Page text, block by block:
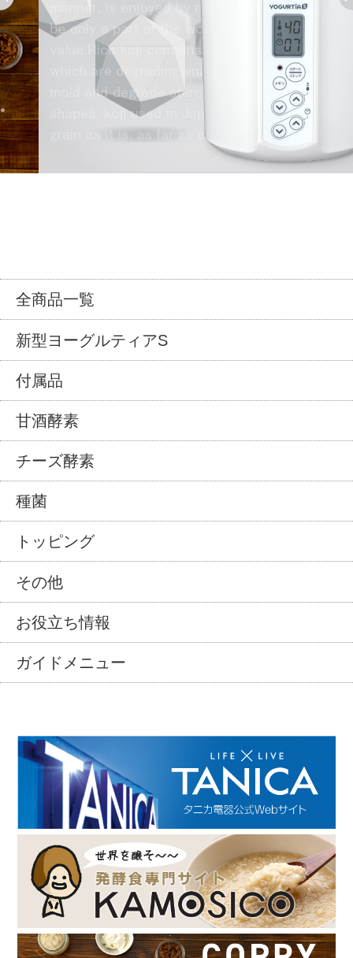
全商品一覧
新型ヨーグルティアS
付属品
甘酒酵素
チーズ酵素
種菌
トッピング
その他
お役立ち情報
ガイドメニュー